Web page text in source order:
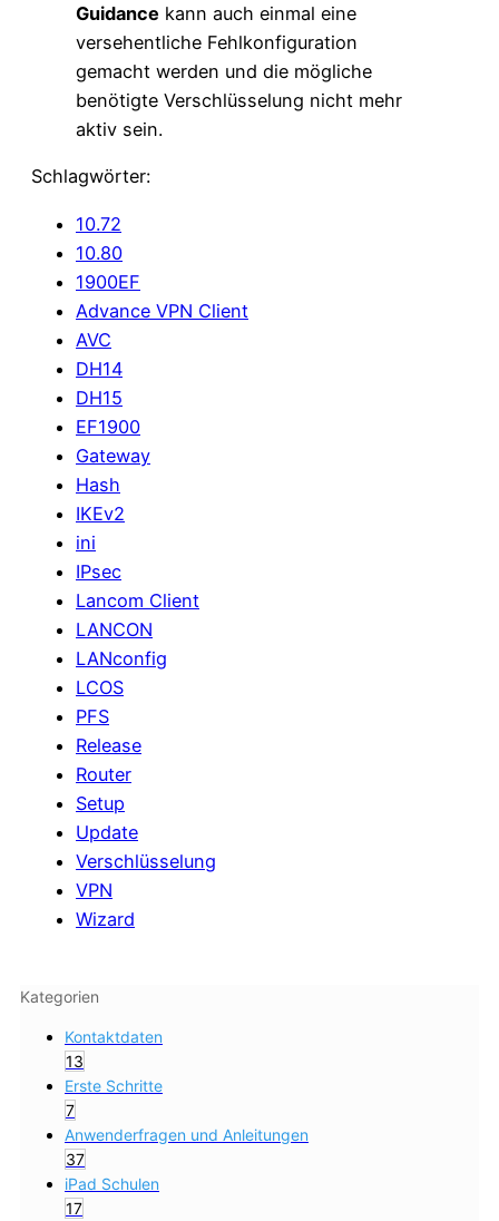
Guidance kann auch einmal eine
versehentliche Fehlkonfiguration
gemacht werden und die mögliche
benötigte Verschlüsselung nicht mehr
aktiv sein.
Schlagwörter:
10.72
10.80
1900EF
Advance VPN Client
AVC
DH14
DH15
EF1900
Gateway
Hash
IKEv2
ini
IPsec
Lancom Client
LANCON
LANconfig
LCOS
PFS
Release
Router
Setup
Update
Verschlüsselung
VPN
Wizard
Kategorien
Kontaktdaten
13
Erste Schritte
7
Anwenderfragen und Anleitungen
37
iPad Schulen
17